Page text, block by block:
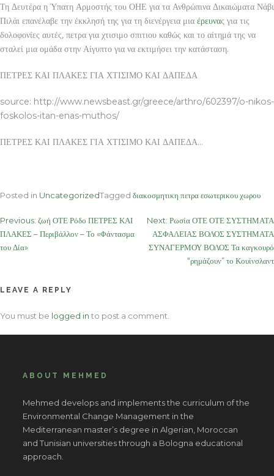
Τη Δευτέρα η Ύπατη Αρμοστής του ΟΗΕ για τα Ανθρώπινα Δικαιώματα Νάβι
Πιλάι επανέλαβε την έκκλησή της για τη διενέργεια μια έρευνας για τις
δολοφονίες αυτές, πετρα για χτισιμο σπιτιου καθώς και το αίτημά της να
σταλεί μια ομάδα στην Αίγυπτο για να εκτιμήσει την κατάσταση.
ΠΕΤΡΕΣ ΚΑΙ ΠΛΑΚΕΣ ΓΙΑ ΧΤΙΣΙΜΟ ΚΑΙ ΔΑΠΕΔΑ
source: http://www.newsbeast.gr/greece/arthro/602397/o-nikos-
foskolos-itan-enas-muthos/
ΠΕΤΡΕΣ ΚΑΙ ΠΛΑΚΕΣ ΓΙΑ ΧΤΙΣΙΜΟ ΚΑΙ ΔΑΠΕΔΑ…
Posted in UncategorizedTagged διακοσμητικη πετρα εσωτερικου χωρου
Post
navigation
Previous: ζωή ΟΤΕ Ρόδο ΠΕΤΡΕΣ ΚΑΙ
ΠΛΑΚΕΣ – Περιβάλλον – Το «Φάντασμα
του Δία»
Next: Ρωσία ΟΤΕ ΟΤΕ ΣΥΣΤΗΜΑΤΑ
ΑΣΦΑΛΕΙΑΣ ΒΟΛΟΣ ΣΥΣΤΗΜΑΤΑ
ΣΥΝΑΓΕΡΜΟΥ ΒΟΛΟΣ Τα καγκουρό
“ρημάζουν” το Κουίνσλαντ
LEAVE A REPLY
You must be logged in to post a comment.
ABOUT MEHMED
Mehmed develops and implements the curriculum of the
Environmental Change Management in the
Mediterranean master’s degree in Algerian, Moroccan
and Tunisian universities through a Bologna educational
approach.